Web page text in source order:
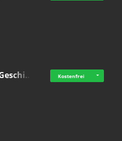
Kostenfrei